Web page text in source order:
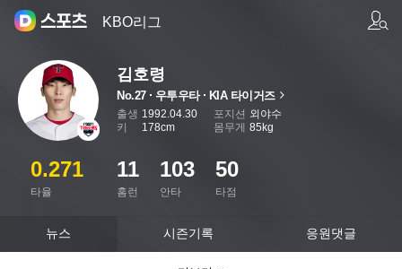
KBO리그
김호령
No.27 우투우타 KIA 타이거즈
출생 1992.04.30
키
178cm
포지션 외야수
몸무게 85kg
타율
0.271
홈런
11
안타
103
타점
50
뉴스 시즌기록 응원댓글